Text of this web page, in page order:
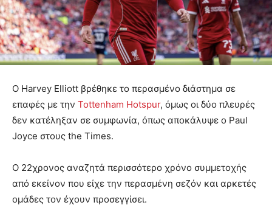
Ο Harvey Elliott βρέθηκε το περασμένο διάστημα σε
επαφές με την Tottenham Hotspur, όμως οι δύο πλευρές
δεν κατέληξαν σε συμφωνία, όπως αποκάλυψε ο Paul
Joyce στους the Times.
Ο 22χρονος αναζητά περισσότερο χρόνο συμμετοχής
από εκείνον που είχε την περασμένη σεζόν και αρκετές
ομάδες τον έχουν προσεγγίσει.